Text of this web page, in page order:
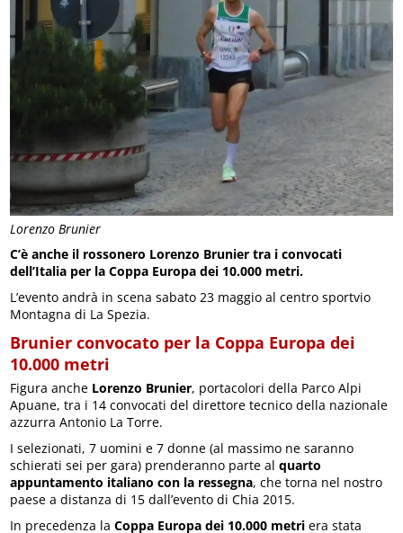
Lorenzo Brunier
C’è anche il rossonero Lorenzo Brunier tra i convocati
dell’Italia per la Coppa Europa dei 10.000 metri.
L’evento andrà in scena sabato 23 maggio al centro sportvio
Montagna di La Spezia.
Brunier convocato per la Coppa Europa dei
10.000 metri
Figura anche Lorenzo Brunier, portacolori della Parco Alpi
Apuane, tra i 14 convocati del direttore tecnico della nazionale
azzurra Antonio La Torre.
I selezionati, 7 uomini e 7 donne (al massimo ne saranno
schierati sei per gara) prenderanno parte alquarto
appuntamento italiano con la ressegna, che torna nel nostro
paese a distanza di 15 dall’evento di Chia 2015.
In precedenza laCoppa Europa dei 10.000 metri era stata